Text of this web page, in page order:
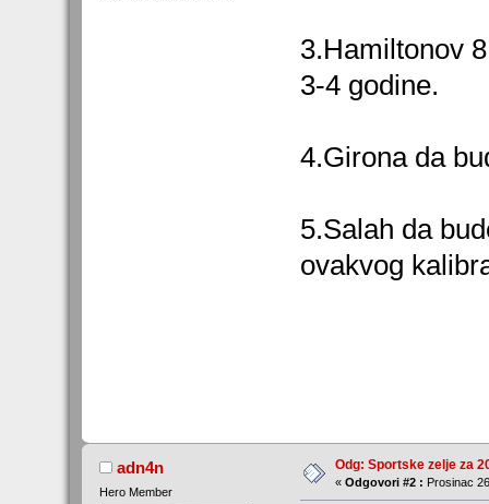
3.Hamiltonov
3-4 godine.
4.Girona da
5.Salah da
ovakvog
adn4n
Hero Member
Odg: Sportske zelje za
« Odgovori #2 : Prosinac